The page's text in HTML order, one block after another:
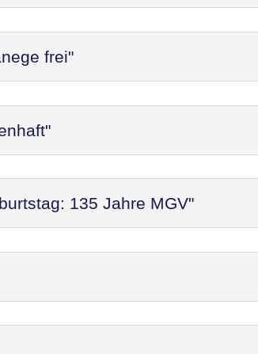
frei"
135 Jahre MGV"